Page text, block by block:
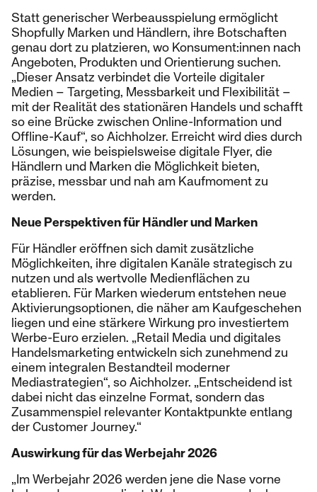
Statt generischer Werbeausspielung ermöglicht
Shopfully Marken und Händlern, ihre Botschaften
genau dort zu platzieren, wo Konsument:innen nach
Angeboten, Produkten und Orientierung suchen.
„Dieser Ansatz verbindet die Vorteile digitaler
Medien – Targeting, Messbarkeit und Flexibilität –
mit der Realität des stationären Handels und schafft
so eine Brücke zwischen Online-Information und
Offline-Kauf“, so Aichholzer. Erreicht wird dies durch
Lösungen, wie beispielsweise digitale Flyer, die
Händlern und Marken die Möglichkeit bieten,
präzise, messbar und nah am Kaufmoment zu
werden.
Neue Perspektiven für Händler und Marken
Für Händler eröffnen sich damit zusätzliche
Möglichkeiten, ihre digitalen Kanäle strategisch zu
nutzen und als wertvolle Medienflächen zu
etablieren. Für Marken wiederum entstehen neue
Aktivierungsoptionen, die näher am Kaufgeschehen
liegen und eine stärkere Wirkung pro investiertem
Werbe-Euro erzielen. „Retail Media und digitales
Handelsmarketing entwickeln sich zunehmend zu
einem integralen Bestandteil moderner
Mediastrategien“, so Aichholzer. „Entscheidend ist
dabei nicht das einzelne Format, sondern das
Zusammenspiel relevanter Kontaktpunkte entlang
der Customer Journey.“
Auswirkung für das Werbejahr 2026
„Im Werbejahr 2026 werden jene die Nase vorne